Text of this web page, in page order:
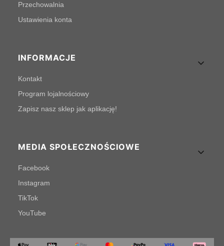
Przechowalnia
Ustawienia konta
INFORMACJE
Kontakt
Program lojalnościowy
Zapisz nasz sklep jak aplikację!
MEDIA SPOŁECZNOŚCIOWE
Facebook
Instagram
TikTok
YouTube